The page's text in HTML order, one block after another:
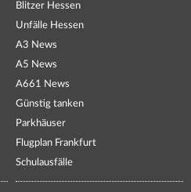
Blitzer Hessen
Unfälle Hessen
A3 News
A5 News
A661 News
Günstig tanken
Parkhäuser
Flugplan Frankfurt
Schulausfälle